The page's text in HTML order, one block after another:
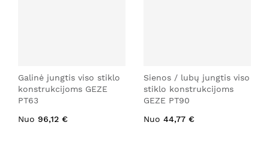
Galinė jungtis viso stiklo
konstrukcijoms GEZE
PT63
Nuo 96,12 €
Sienos / lubų jungtis viso
stiklo konstrukcijoms
GEZE PT90
Nuo 44,77 €